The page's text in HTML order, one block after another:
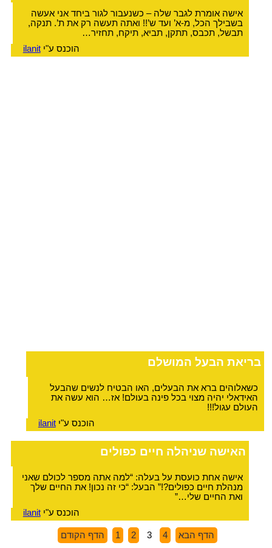
אישה אומרת לגבר שלה – כשנעבור לגור ביחד אני אעשה
בשבילך הכל, מ-א’ ועד ש’!! ואתה תעשה רק את ת’. תנקה,
תבשל, תכבס, תתקן, תביא, תיקח, תחזיר…
הוכנס ע"יilanit
בריאת הבעל המושלם
כשאלוהים ברא את הבעלים, האו הבטיח לנשים שהבעל
האידאלי יהיה מצוי בכל פינה בעולם! אז… הוא עשה את
העולם עגול!!!
הוכנס ע"יilanit
האישה שניהלה חיים כפולים
אישה אחת כועסת על בעלה: “למה אתה מספר לכולם שאני
מנהלת חיים כפולים?!” הבעל: “כי זה נכון! את החיים שלך
ואת החיים שלי…”
הוכנס ע"יilanit
הדף הבא 1 2 3 4 הדף הקודם